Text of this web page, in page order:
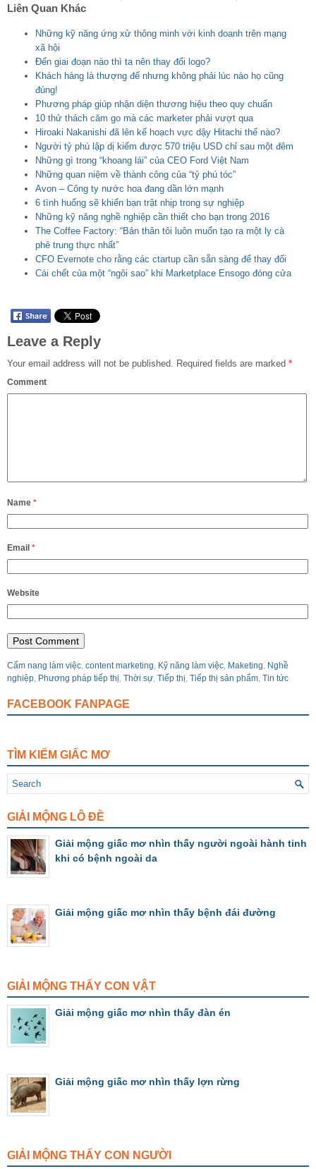
Liên Quan Khác
Những kỹ năng ứng xử thông minh với kinh doanh trên mạng
xã hội
Đến giai đoạn nào thì ta nên thay đổi logo?
Khách hàng là thượng đế nhưng không phải lúc nào họ cũng
đúng!
Phương pháp giúp nhận diện thương hiệu theo quy chuẩn
10 thử thách căm go mà các marketer phải vượt qua
Hiroaki Nakanishi đã lên kế hoạch vực dậy Hitachi thế nào?
Người tỷ phú lập dị kiếm được 570 triệu USD chỉ sau một đêm
Những gì trong “khoang lái” của CEO Ford Việt Nam
Những quan niệm về thành công của “tỷ phú tóc”
Avon – Công ty nước hoa đang dần lớn mạnh
6 tình huống sẽ khiến bạn trật nhịp trong sự nghiệp
Những kỹ năng nghề nghiệp cần thiết cho bạn trong 2016
The Coffee Factory: “Bản thân tôi luôn muốn tạo ra một ly cà
phê trung thực nhất”
CFO Evernote cho rằng các ctartup cần sẵn sàng để thay đổi
Cái chết của một “ngôi sao” khi Marketplace Ensogo đóng cửa
Leave a Reply
Your email address will not be published. Required fields are marked *
Comment
Name *
Email *
Website
Cẩm nang làm việc, content marketing, Kỹ năng làm việc, Maketing, Nghề
nghiệp, Phương pháp tiếp thị, Thời sự, Tiếp thị, Tiếp thị sản phẩm, Tin tức
FACEBOOK FANPAGE
TÌM KIẾM GIẤC MƠ
GIẢI MỘNG LÔ ĐỀ
Giải mộng giấc mơ nhìn thấy người ngoài hành tinh
khi có bệnh ngoài da
Giải mộng giấc mơ nhìn thấy bệnh đái đường
GIẢI MỘNG THẤY CON VẬT
Giải mộng giấc mơ nhìn thấy đàn én
Giải mộng giấc mơ nhìn thấy lợn rừng
GIẢI MỘNG THẤY CON NGƯỜI